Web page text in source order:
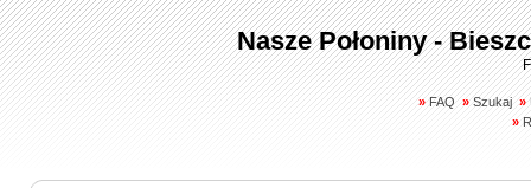
Nasze Połoniny -
» FAQ » Szukaj »
»